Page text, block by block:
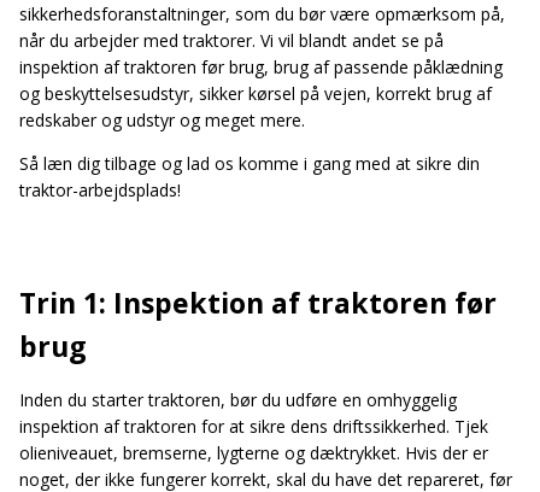
sikkerhedsforanstaltninger, som du bør være opmærksom på,
når du arbejder med traktorer. Vi vil blandt andet se på
inspektion af traktoren før brug, brug af passende påklædning
og beskyttelsesudstyr, sikker kørsel på vejen, korrekt brug af
redskaber og udstyr og meget mere.
Så læn dig tilbage og lad os komme i gang med at sikre din
traktor-arbejdsplads!
Trin 1: Inspektion af traktoren før
brug
Inden du starter traktoren, bør du udføre en omhyggelig
inspektion af traktoren for at sikre dens driftssikkerhed. Tjek
olieniveauet, bremserne, lygterne og dæktrykket. Hvis der er
noget, der ikke fungerer korrekt, skal du have det repareret, før